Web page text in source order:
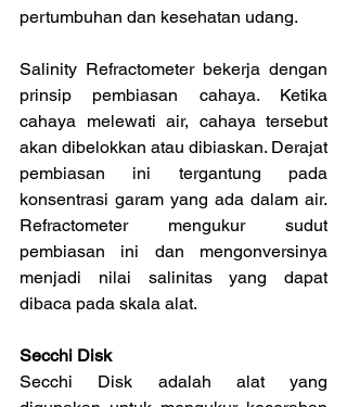
pertumbuhan dan kesehatan udang.
Salinity Refractometer bekerja dengan
prinsip pembiasan cahaya. Ketika
cahaya melewati air, cahaya tersebut
akan dibelokkan atau dibiaskan. Derajat
pembiasan ini tergantung pada
konsentrasi garam yang ada dalam air.
Refractometer mengukur sudut
pembiasan ini dan mengonversinya
menjadi nilai salinitas yang dapat
dibaca pada skala alat.
Secchi Disk
Secchi Disk adalah alat yang